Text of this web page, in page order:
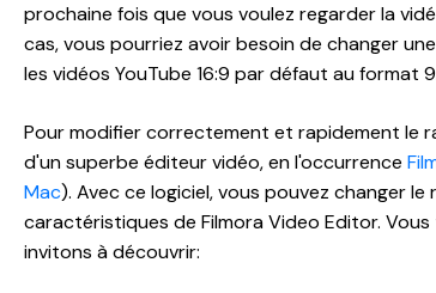
prochaine fois que vous voulez regarder la
cas, vous pourriez avoir besoin de changer
les vidéos YouTube 16:9 par défaut au format
Pour modifier correctement et rapidement le
d'un superbe éditeur vidéo, en l'occurrence
Mac). Avec ce logiciel, vous pouvez changer
caractéristiques de Filmora Video Editor.
invitons à découvrir: